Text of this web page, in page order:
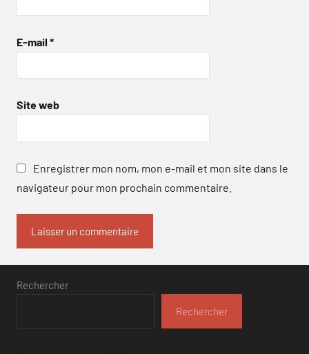
E-mail *
Site web
Enregistrer mon nom, mon e-mail et mon site dans le
navigateur pour mon prochain commentaire.
Rechercher
Rechercher